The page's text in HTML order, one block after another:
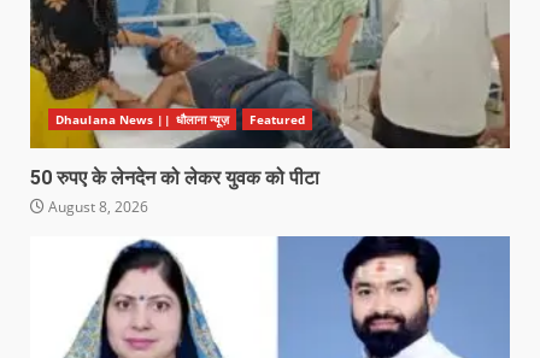
Dhaulana News || धौलाना न्यूज़ Featured
50 रुपए के लेनदेन को लेकर युवक को पीटा
August 8, 2026